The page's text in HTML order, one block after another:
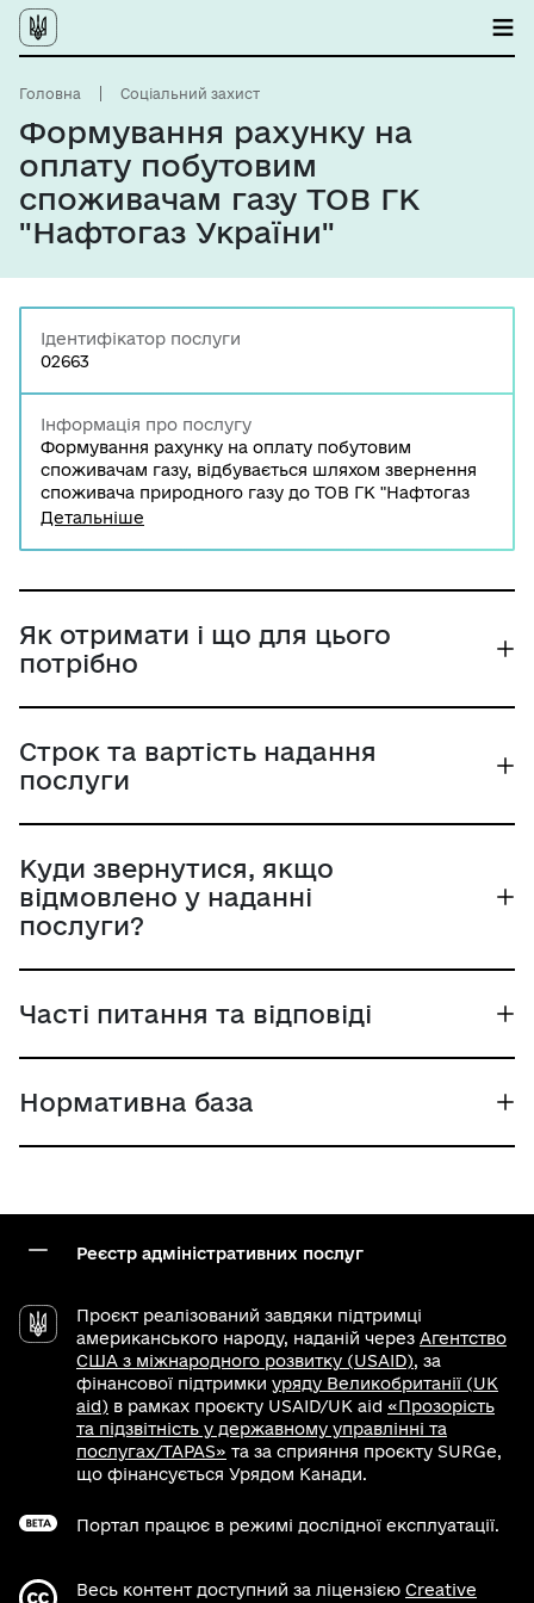
Головна Соціальний захист
Формування рахунку на
оплату побутовим
споживачам газу ТОВ ГК
"Нафтогаз України"
Ідентифікатор послуги
02663
Інформація про послугу
Формування рахунку на оплату побутовим
споживачам газу, відбувається шляхом звернення
споживача природного газу до ТОВ ГК "Нафтогаз
України" або авторизованого партнера ТОВ ГК
Детальніше
Як отримати і що для цього
потрібно
Строк та вартість надання
послуги
Куди звернутися, якщо
відмовлено у наданні
послуги?
Часті питання та відповіді
Нормативна база
Реєстр адміністративних послуг
Проєкт реалізований завдяки підтримці
американського народу, наданій через Агентство
США з міжнародного розвитку (USAID), за
фінансової підтримки уряду Великобританії (UK
aid) в рамках проєкту USAID/UK aid «Прозорість
та підзвітність у державному управлінні та
послугах/TAPAS» та за сприяння проєкту SURGe,
що фінансується Урядом Канади.
Портал працює в режимі дослідної експлуатації.
Весь контент доступний за ліцензією Creative